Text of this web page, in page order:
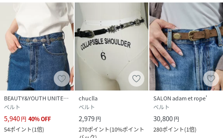
--------------------
【注意点】
※画像の商品は光の照射や角度、お使いのモニター環境によ
り、
実物と色味が異なる場合がございます。
※入荷状況により、お届け予定が前後する場合があります。
※お客様への発送が店頭販売より遅れる場合もあります。
※追加生産商品は、一部の店舗、通販で販売中の場合がござ
います。
予めご了承下さい。
------------------------------------------------------------
----------
BEAUTY&YOUTH UNITED ARROWS
ベルト
5,940円 40%OFF
54ポイント(1倍)
chuclla
ベルト
2,979円
270ポイント(10%ポイント
SALON adam et rope'
ベルト
30,800円
280ポイント(1倍)